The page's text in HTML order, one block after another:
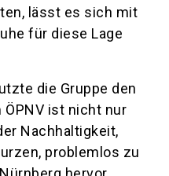
lässt es sich mit
für diese Lage
die Gruppe den
ÖPNV ist nicht nur
Nachhaltigkeit,
problemlos zu